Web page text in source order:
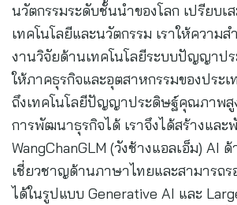
นวัตกรรมระดับชั้นนำของโลก เปรียบเ
เทคโนโลยีและนวัตกรรม เราให้ความ
งานวิจัยด้านเทคโนโลยีระบบปัญญาปร
ให้ภาคธุรกิจและอุตสาหกรรมของประเ
ถึงเทคโนโลยีปัญญาประดิษฐ์คุณภาพสู
การพัฒนาธุรกิจได้ เราจึงได้สร้างแล
WangChanGLM (วังช้างแอลเอ็ม) AI
เชี่ยวชาญด้านภาษาไทยและสามารถร
ได้ในรูปแบบ Generative AI และ